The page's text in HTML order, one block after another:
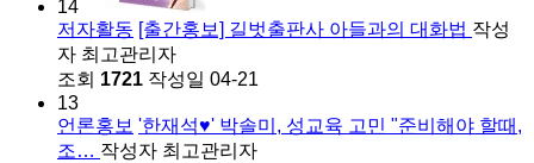
14
저자활동 [출간홍보] 길벗출판사 아들과의 대화법 작성
자 최고관리자
조회 1721 작성일 04-21
13
언론홍보 '한재석♥' 박솔미, 성교육 고민 "준비해야 할때,
조… 작성자 최고관리자